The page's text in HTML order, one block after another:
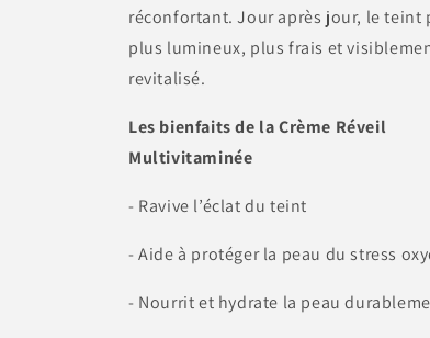
réconfortant. Jour après jour, le teint
plus lumineux, plus frais et
revitalisé.
Les bienfaits de la Crème Réveil
Multivitaminée
- Ravive l’éclat du teint
- Aide à protéger la peau du stress
- Nourrit et hydrate la peau